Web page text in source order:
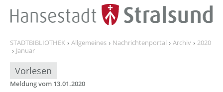
STADTBIBLIOTHEK Allgemeines Nachrichtenportal Archiv
2020
Januar
Vorlesen
Meldung vom 13.01.2020